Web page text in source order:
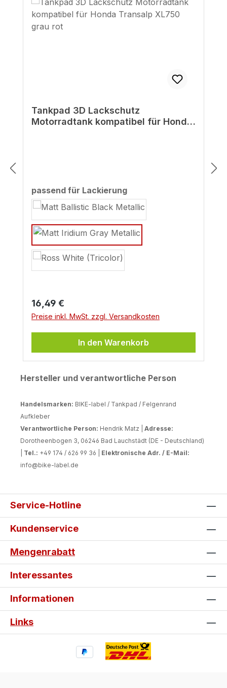
Tankpad 3D Lackschutz
Motorradtank kompatibel für Honda
passend für Lackierungauswählen
Regulärer Preis:
16,49 €
Preise inkl. MwSt. zzgl. Versandkosten
In den Warenkorb
Hersteller und verantwortliche Person
Handelsmarken: BIKE-label / Tankpad / Felgenrand
Aufkleber
Verantwortliche Person: Hendrik Matz | Adresse:
Dorotheenbogen 3, 06246 Bad Lauchstädt (DE - Deutschland)
Tel.: +49 174 / 626 99 36 | Elektronische Adr. / E-Mail:
info@bike-label.de
Service-Hotline
Kundenservice
Mengenrabatt
Interessantes
Informationen
Links